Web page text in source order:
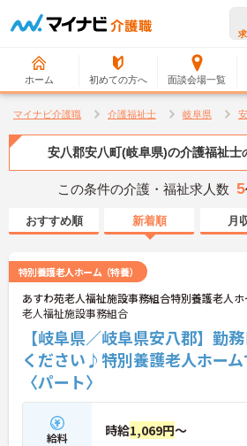
ホーム 初めての方へ 面談会場一覧
マイナビ介護職 介護福祉士 岐阜県
安八郡安八町(岐阜県)の介護福祉士
この条件の介護・福祉求人数 5
おすすめ順 新着順 月
特別養護老人ホーム（特養）
あすわ苑老人福祉施設事務組合特別養護老人
老人福祉施設事務組合
【岐阜県／岐阜県安八郡】勤
ください♪特別養護老人ホーム
〈パート〉
給料 時給1,069円～